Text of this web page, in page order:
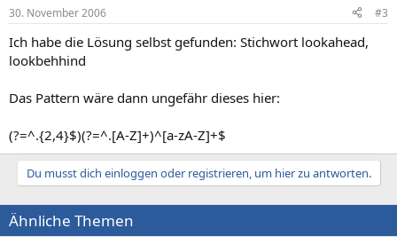
30. November 2006 #3
Ich habe die Lösung selbst gefunden: Stichwort lookahead,
lookbehhind
Das Pattern wäre dann ungefähr dieses hier:
(?=^.{2,4}$)(?=^.[A-Z]+)^[a-zA-Z]+$
Du musst dich einloggen oder registrieren, um hier zu antworten.
Ähnliche Themen